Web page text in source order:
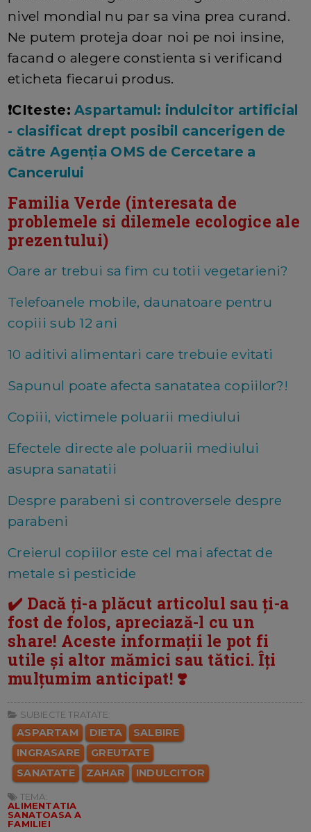
nivel mondial nu par sa vina prea curand.
Ne putem proteja doar noi pe noi insine,
facand o alegere constienta si verificand
eticheta fiecarui produs.
❗CIteste:Aspartamul: indulcitor artificial
- clasificat drept posibil cancerigen de
către Agenția OMS de Cercetare a
Cancerului
Familia Verde (interesata de
problemele si dilemele ecologice ale
prezentului)
Oare ar trebui sa fim cu totii vegetarieni?
Telefoanele mobile, daunatoare pentru
copiii sub 12 ani
10 aditivi alimentari care trebuie evitati
Sapunul poate afecta sanatatea copiilor?!
Copiii, victimele poluarii mediului
Efectele directe ale poluarii mediului
asupra sanatatii
Despre parabeni si controversele despre
parabeni
Creierul copiilor este cel mai afectat de
metale si pesticide
✔️ Dacă ți-a plăcut articolul sau ți-a
fost de folos, apreciază-l cu un
share! Aceste informații le pot fi
utile și altor mămici sau tătici. Îți
mulțumim anticipat! ❣️
SUBIECTE TRATATE:
ASPARTAM DIETA
SALBIRE
INGRASARE
GREUTATE
SANATATE
ZAHAR INDULCITOR
TEMA:
ALIMENTATIA
SANATOASA A
FAMILIEI